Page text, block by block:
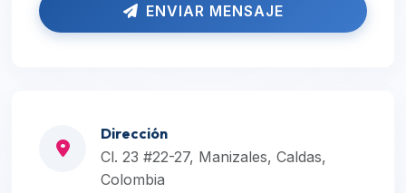
ENVIAR MENSAJE
Dirección
Cl. 23 #22-27, Manizales, Caldas,
Colombia